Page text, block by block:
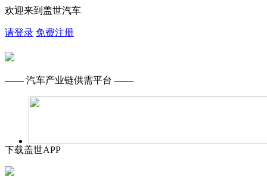
欢迎来到盖世汽车
请登录 免费注册
—— 汽车产业链供需平台 ——
下载盖世APP